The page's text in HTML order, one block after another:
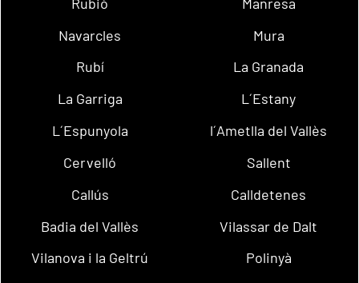
Navarcles
Mura
Rubí
La Granada
La Garriga
L´Estany
L´Espunyola
l´Ametlla del Vallès
Cervelló
Sallent
Callús
Calldetenes
Badia del Vallès
Vilassar de Dalt
Vilanova i la Geltrú
Polinyà